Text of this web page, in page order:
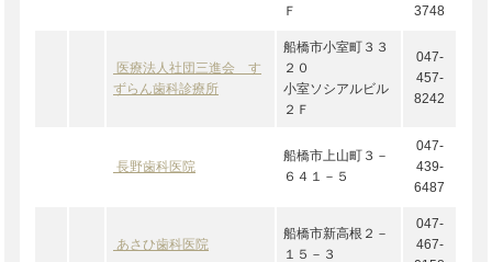
Ｆ
3748
医療法人社団三進会 す
ずらん歯科診療所
船橋市小室町３３
２０
小室ソシアルビル
２Ｆ
047-
457-
8242
長野歯科医院
船橋市上山町３－
６４１－５
047-
439-
6487
あさひ歯科医院
船橋市新高根２－
１５－３
047-
467-